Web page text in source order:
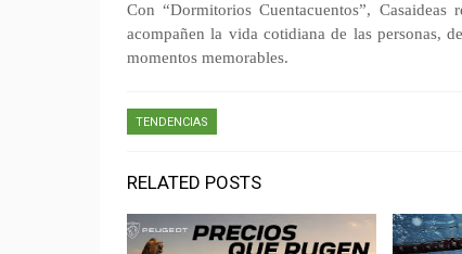
Con “Dormitorios Cuentacuentos”,
acompañen la vida cotidiana de las personas,
momentos memorables.
TENDENCIAS
RELATED POSTS